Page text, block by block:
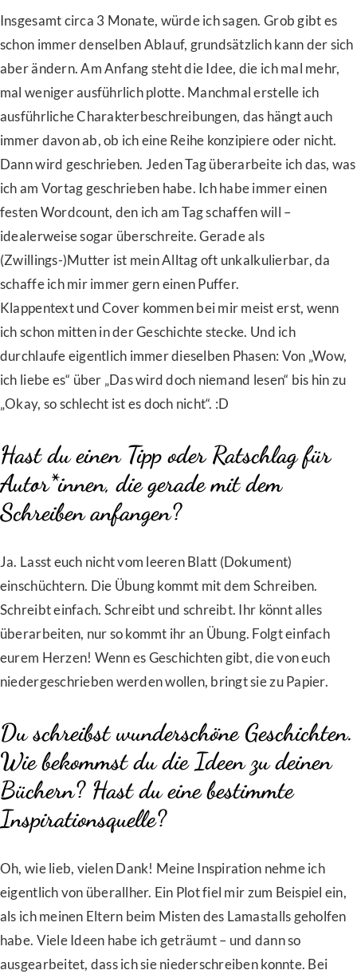
Insgesamt circa 3 Monate, würde ich sagen. Grob gibt es
schon immer denselben Ablauf, grundsätzlich kann der sich
aber ändern. Am Anfang steht die Idee, die ich mal mehr,
mal weniger ausführlich plotte. Manchmal erstelle ich
ausführliche Charakterbeschreibungen, das hängt auch
immer davon ab, ob ich eine Reihe konzipiere oder nicht.
Dann wird geschrieben. Jeden Tag überarbeite ich das, was
ich am Vortag geschrieben habe. Ich habe immer einen
festen Wordcount, den ich am Tag schaffen will –
idealerweise sogar überschreite. Gerade als
(Zwillings-)Mutter ist mein Alltag oft unkalkulierbar, da
schaffe ich mir immer gern einen Puffer.
Klappentext und Cover kommen bei mir meist erst, wenn
ich schon mitten in der Geschichte stecke. Und ich
durchlaufe eigentlich immer dieselben Phasen: Von „Wow,
ich liebe es“ über „Das wird doch niemand lesen“ bis hin zu
„Okay, so schlecht ist es doch nicht“. :D
Hast du einen Tipp oder Ratschlag für
Autor*innen, die gerade mit dem
Schreiben anfangen?
Ja. Lasst euch nicht vom leeren Blatt (Dokument)
einschüchtern. Die Übung kommt mit dem Schreiben.
Schreibt einfach. Schreibt und schreibt. Ihr könnt alles
überarbeiten, nur so kommt ihr an Übung. Folgt einfach
eurem Herzen! Wenn es Geschichten gibt, die von euch
niedergeschrieben werden wollen, bringt sie zu Papier.
Du schreibst wunderschöne Geschichten.
Wie bekommst du die Ideen zu deinen
Büchern? Hast du eine bestimmte
Inspirationsquelle?
Oh, wie lieb, vielen Dank! Meine Inspiration nehme ich
eigentlich von überallher. Ein Plot fiel mir zum Beispiel ein,
als ich meinen Eltern beim Misten des Lamastalls geholfen
habe. Viele Ideen habe ich geträumt – und dann so
ausgearbeitet, dass ich sie niederschreiben konnte. Bei